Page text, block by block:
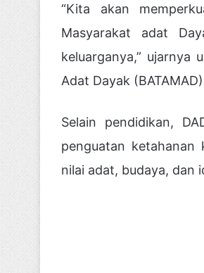
“Kita akan
Masyarakat adat
keluarganya,” ujarnya
Adat Dayak
Selain pendidikan,
penguatan ketahanan
nilai adat, budaya, dan